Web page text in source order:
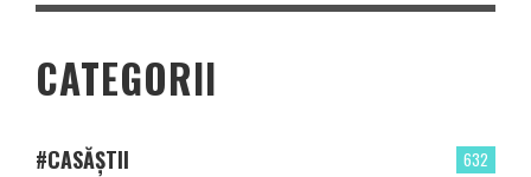
CATEGORII
632
#CASĂȘTII